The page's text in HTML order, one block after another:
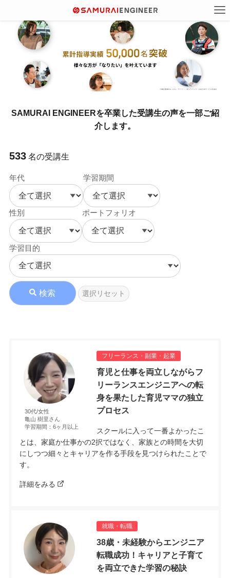
SAMURAI ENGINEERを卒業した受講生の声を一部ご紹
介します。
533名の受講生
年代 学習期間
性別 ポートフォリオ
学習目的
検索 選択リセット
フリーランス・副業・起業
30代/女性
亀山 樹里さん
学習期間：6ヶ月以上
育児と仕事を両立しながらフ
リーランスエンジニアへの転
身を果たした育児ママの独立
プロセス
スクールに入って一番よかったこ
とは、家庭か仕事かの2択ではなく、家族との時間を大切
にしつつ細々とキャリアを作る手段を見つけられたことで
す。
詳細をみる
就職・転職
38歳・未経験からエンジニア
転職成功！キャリアと子育て
を両立できた学習の秘訣